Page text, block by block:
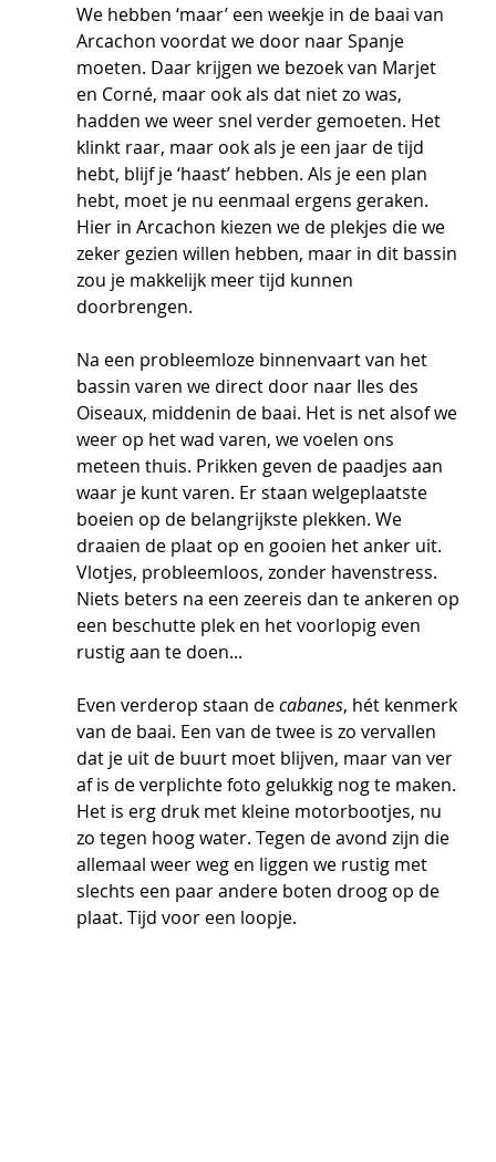
We hebben ‘maar’ een weekje in de baai van
Arcachon voordat we door naar Spanje
moeten. Daar krijgen we bezoek van Marjet
en Corné, maar ook als dat niet zo was,
hadden we weer snel verder gemoeten. Het
klinkt raar, maar ook als je een jaar de tijd
hebt, blijf je ‘haast’ hebben. Als je een plan
hebt, moet je nu eenmaal ergens geraken.
Hier in Arcachon kiezen we de plekjes die we
zeker gezien willen hebben, maar in dit bassin
zou je makkelijk meer tijd kunnen
doorbrengen.
Na een probleemloze binnenvaart van het
bassin varen we direct door naar Iles des
Oiseaux, middenin de baai. Het is net alsof we
weer op het wad varen, we voelen ons
meteen thuis. Prikken geven de paadjes aan
waar je kunt varen. Er staan welgeplaatste
boeien op de belangrijkste plekken. We
draaien de plaat op en gooien het anker uit.
Vlotjes, probleemloos, zonder havenstress.
Niets beters na een zeereis dan te ankeren op
een beschutte plek en het voorlopig even
rustig aan te doen...
Even verderop staan de cabanes, hét kenmerk
van de baai. Een van de twee is zo vervallen
dat je uit de buurt moet blijven, maar van ver
af is de verplichte foto gelukkig nog te maken.
Het is erg druk met kleine motorbootjes, nu
zo tegen hoog water. Tegen de avond zijn die
allemaal weer weg en liggen we rustig met
slechts een paar andere boten droog op de
plaat. Tijd voor een loopje.